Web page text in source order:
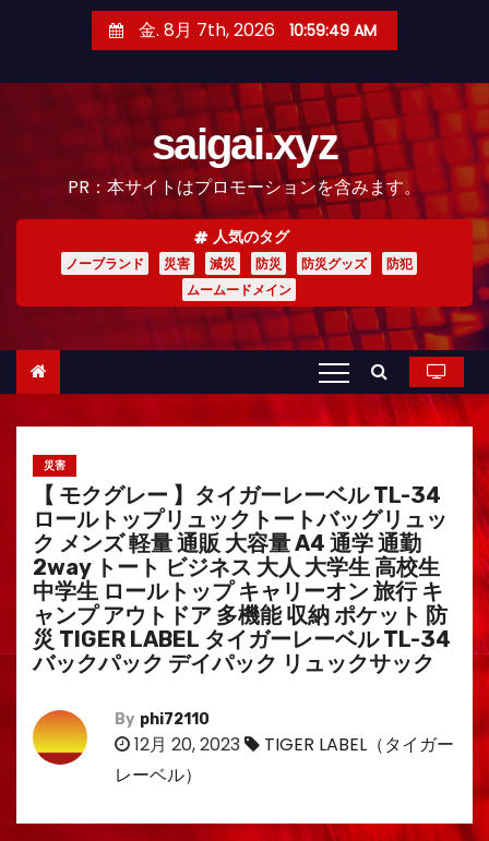
金. 8月 7th, 2026 10:59:51 AM
saigai.xyz
PR：本サイトはプロモーションを含みます。
人気のタグ
ノーブランド 災害 減災 防災 防災グッズ
防犯
ムームードメイン
災害
【 モクグレー 】タイガーレーベル TL-34
ロールトップリュックトートバッグリュッ
ク メンズ 軽量 通販 大容量 A4 通学 通勤
2way トート ビジネス 大人 大学生 高校生
中学生 ロールトップ キャリーオン 旅行 キ
ャンプ アウトドア 多機能 収納 ポケット 防
災 TIGER LABEL タイガーレーベル TL-34
バックパック デイパック リュックサック
By phi72110
12月 20, 2023
TIGER LABEL（タイガー
レーベル）